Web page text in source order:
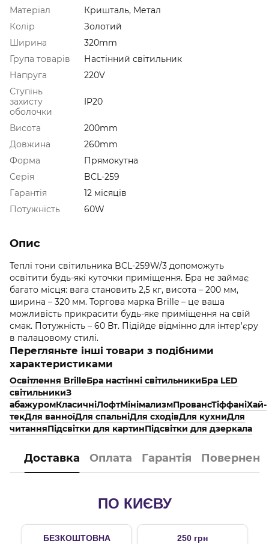
Матеріал
Кришталь, Метал
Колір
Золотий
Ширина
320mm
Група товарів
Настінний світильник
Напруга
220V
Ступінь
захисту
оболочки
IP20
Висота
200mm
Довжина
260mm
Форма
Прямокутна
Серія
BCL-259
Гарантія
12 місяців
Потужність
60W
Опис
Теплі тони світильника BCL-259W/3 допоможуть
освітити будь-які куточки приміщення. Бра не займає
багато місця: вага становить 2,5 кг, висота – 200 мм,
ширина – 320 мм. Торгова марка Brille – це ваша
можливість прикрасити будь-яке приміщення на свій
смак. Потужність – 60 Вт. Підійде відмінно для інтер'єру
в палацовому стилі.
Перегляньте інші товари з подібними
характеристиками
Освітлення BrilleБра настінні світильникиБра LED
світильникиЗ
абажуромКласичніЛофтМінімализмПровансТіффаніХай-
текДля ванноїДля спальніДля сходівДля кухниДля
читанняПідсвітки для картинПідсвітки для дзеркала
Доставка Оплата Гарантія
ПО КИЄВУ
БЕЗКОШТОВНА
250 грн